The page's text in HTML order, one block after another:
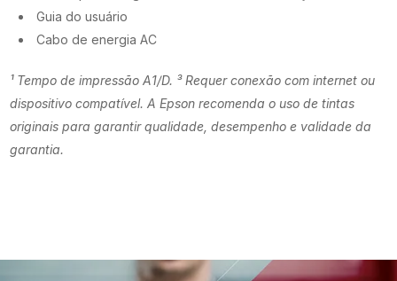
Guia do usuário
Cabo de energia AC
¹ Tempo de impressão A1/D. ³ Requer conexão com internet ou
dispositivo compatível. A Epson recomenda o uso de tintas
originais para garantir qualidade, desempenho e validade da
garantia.